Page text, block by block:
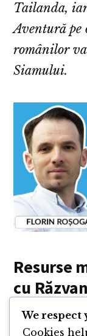
Tailanda,
Aventură pe
românilor
Siamului.
Resurse
cu
Cartea
We
Cookies